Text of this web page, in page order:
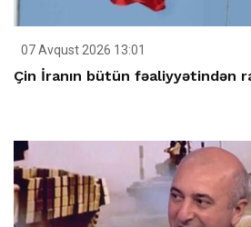
07 Avqust 2026 13:01
Çin İranın bütün fəaliyyətindən